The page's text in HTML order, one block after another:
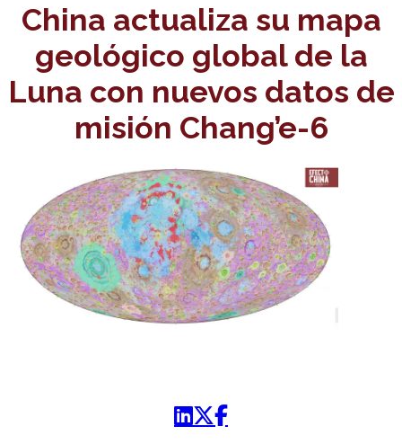
China actualiza su mapa
geológico global de la
Luna con nuevos datos de
misión Chang’e-6